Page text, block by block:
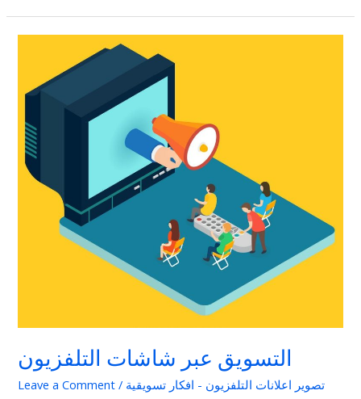
التسويق عبر شاشات التلفزيون
Leave a Comment / تصوير اعلانات التلفزيون - افكار تسويقية
شاشات
التلفزيون